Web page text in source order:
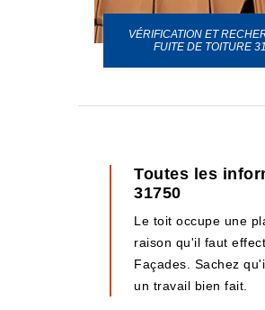
VÉRIFICATION ET
FUITE DE TOITURE 31
Toutes les
31750
Le toit occupe une
raison qu'il faut
Façades. Sachez
un travail bien fait.